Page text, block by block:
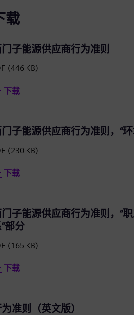
载
子能源供应商行为准则
(446 KB)
下载
子能源供应商行为准则，“
(230 KB)
下载
子能源供应商行为准则，“
部分
(165 KB)
下载
准则（英文版）